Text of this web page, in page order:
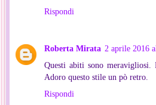
Rispondi
Roberta Mirata 2 aprile 2016
Questi abiti sono
Adoro questo stile un pò retro.
Rispondi